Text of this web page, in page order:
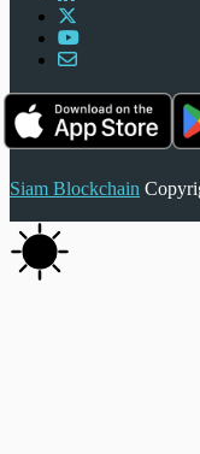
Siam Blockchain